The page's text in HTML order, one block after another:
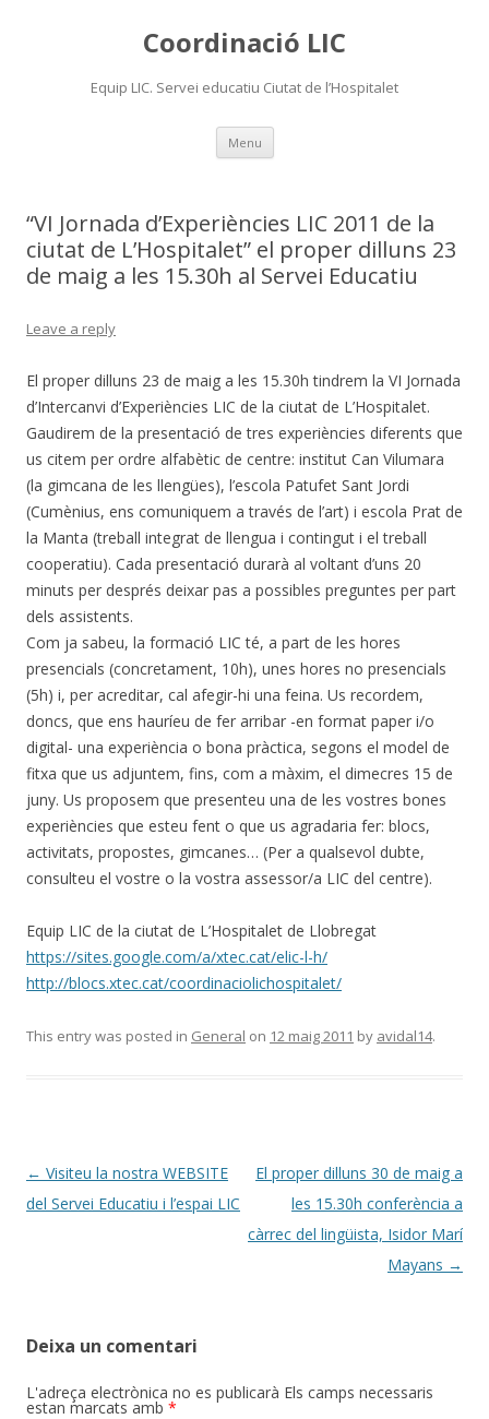
Coordinació LIC
Equip LIC. Servei educatiu Ciutat de l’Hospitalet
Menu Skip
content
“VI Jornada d’Experiències LIC 2011 de la
ciutat de L’Hospitalet” el proper dilluns 23
de maig a les 15.30h al Servei Educatiu
Leave a reply
El proper dilluns 23 de maig a les 15.30h tindrem la VI Jornada
d’Intercanvi d’Experiències LIC de la ciutat de L’Hospitalet.
Gaudirem de la presentació de tres experiències diferents que
us citem per ordre alfabètic de centre: institut Can Vilumara
(la gimcana de les llengües), l’escola Patufet Sant Jordi
(Cumènius, ens comuniquem a través de l’art) i escola Prat de
la Manta (treball integrat de llengua i contingut i el treball
cooperatiu). Cada presentació durarà al voltant d’uns 20
minuts per després deixar pas a possibles preguntes per part
dels assistents.
Com ja sabeu, la formació LIC té, a part de les hores
presencials (concretament, 10h), unes hores no presencials
(5h) i, per acreditar, cal afegir-hi una feina. Us recordem,
doncs, que ens hauríeu de fer arribar -en format paper i/o
digital- una experiència o bona pràctica, segons el model de
fitxa que us adjuntem, fins, com a màxim, el dimecres 15 de
juny. Us proposem que presenteu una de les vostres bones
experiències que esteu fent o que us agradaria fer: blocs,
activitats, propostes, gimcanes… (Per a qualsevol dubte,
consulteu el vostre o la vostra assessor/a LIC del centre).
Equip LIC de la ciutat de L’Hospitalet de Llobregat
https://sites.google.com/a/xtec.cat/elic-l-h/
http://blocs.xtec.cat/coordinaciolichospitalet/
This entry was posted in General on 12 maig 2011 by avidal14.
Post
navigation
← Visiteu la nostra WEBSITE
del Servei Educatiu i l’espai LIC
El proper dilluns 30 de maig a
les 15.30h conferència a
càrrec del lingüista, Isidor Marí
Mayans →
Deixa un comentari
L'adreça electrònica no es publicarà Els camps necessaris
estan marcats amb *